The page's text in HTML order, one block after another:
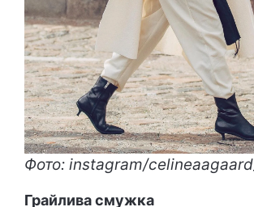
Фото: instagram/celineaagaard_
Грайлива смужка